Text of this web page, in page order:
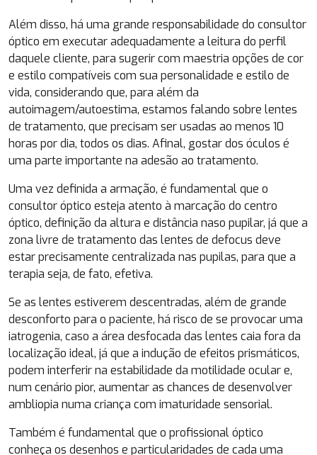
Além disso, há uma grande responsabilidade do consultor
óptico em executar adequadamente a leitura do perfil
daquele cliente, para sugerir com maestria opções de cor
e estilo compatíveis com sua personalidade e estilo de
vida, considerando que, para além da
autoimagem/autoestima, estamos falando sobre lentes
de tratamento, que precisam ser usadas ao menos 10
horas por dia, todos os dias. Afinal, gostar dos óculos é
uma parte importante na adesão ao tratamento.
Uma vez definida a armação, é fundamental que o
consultor óptico esteja atento à marcação do centro
óptico, definição da altura e distância naso pupilar, já que a
zona livre de tratamento das lentes de defocus deve
estar precisamente centralizada nas pupilas, para que a
terapia seja, de fato, efetiva.
Se as lentes estiverem descentradas, além de grande
desconforto para o paciente, há risco de se provocar uma
iatrogenia, caso a área desfocada das lentes caia fora da
localização ideal, já que a indução de efeitos prismáticos,
podem interferir na estabilidade da motilidade ocular e,
num cenário pior, aumentar as chances de desenvolver
ambliopia numa criança com imaturidade sensorial.
Também é fundamental que o profissional óptico
conheça os desenhos e particularidades de cada uma